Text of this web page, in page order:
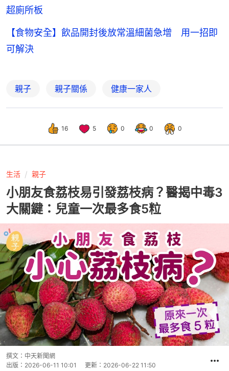
超廁所板
【食物安全】飲品開封後放常溫細菌急增 用一招即
可解決
親子 親子關係 健康一家人
16 5 0 0 0
生活 親子
小朋友食荔枝易引發荔枝病？醫揭中毒3
大關鍵：兒童一次最多食5粒
撰文： 中天新聞網
出版： 2026-06-11 10:01 更新： 2026-06-22 11:50